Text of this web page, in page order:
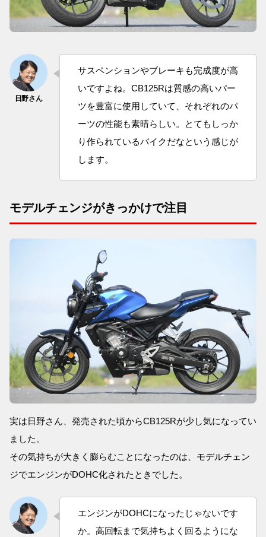
サスペンションやブレーキも完成度が高
いですよね。CB125Rは質感の高いパー
ツを豊富に使用していて、それぞれのパ
ーツの性能も素晴らしい。とてもしっか
り作られているバイクだなという感じが
します。
モデルチェンジがきっかけで注目
実は日野さん、発売された頃からCB125Rが少し気になってい
ました。
その気持ちが大きく膨らむことになったのは、モデルチェン
ジでエンジンがDOHC化されたときでした。
エンジンがDOHCになったじゃないです
か。高回転まで気持ちよく回るようにな